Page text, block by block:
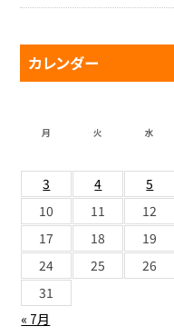
カレンダー
月 火 水
« 7月
3
4 5
10
11 12
17
18 19
24
25 26
31